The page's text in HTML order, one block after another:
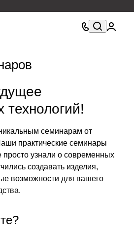
технологий!
семинарам от
практические семинары
узнали о современных
создавать изделия,
возможности для вашего